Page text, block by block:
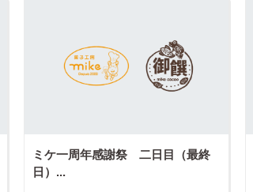
ミケ一周年感謝祭 二日目（最終
日）...